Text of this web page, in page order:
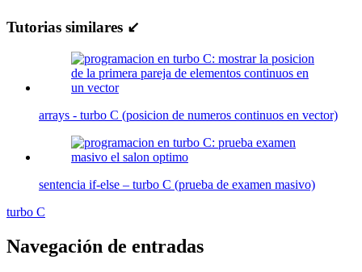
Tutorias similares ↙
arrays - turbo C (posicion de numeros continuos en vector)
sentencia if-else – turbo C (prueba de examen masivo)
turbo C
Navegación de entradas